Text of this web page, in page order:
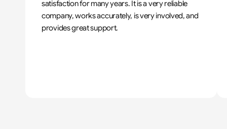
satisfaction for many years. It is a very reliable
company, works accurately, is very involved, and
provides great support.